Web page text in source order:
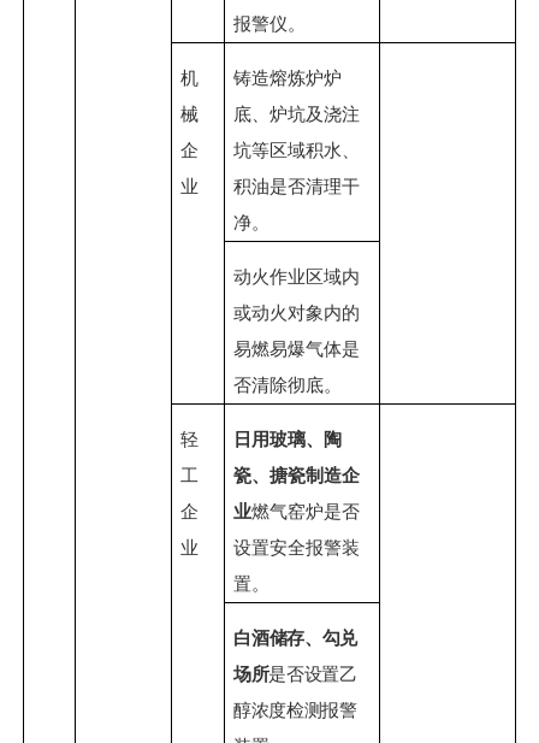
报警仪。
机
械
企
业
铸造熔炼炉炉
底、炉坑及浇注
坑等区域积水、
积油是否清理干
净。
动火作业区域内
或动火对象内的
易燃易爆气体是
否清除彻底。
轻
工
企
业
日用玻璃、陶
瓷、搪瓷制造企
业燃气窑炉是否
设置安全报警装
置。
白酒储存、勾兑
场所是否设置乙
醇浓度检测报警